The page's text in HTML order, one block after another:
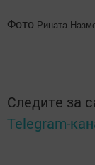
Фото Рината
Следите за
Telegram-